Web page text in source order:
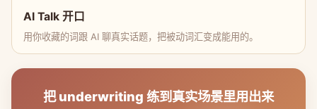
AI Talk 开口
用你收藏的词跟 AI 聊真实话题，把被动词汇变成能用的。
把 underwriting 练到真实场景里用出来